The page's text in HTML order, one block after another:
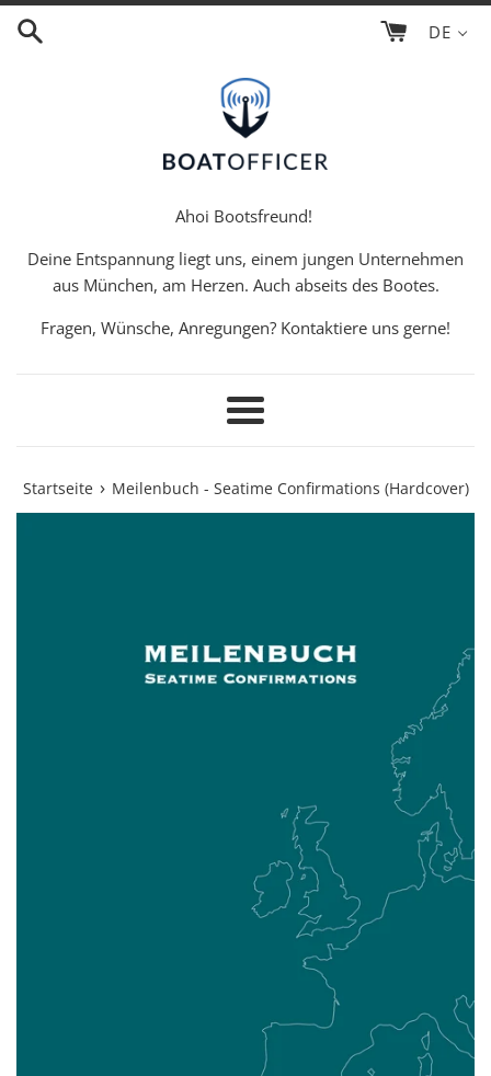
Direkt
zum
DE
Ahoi Bootsfreund!
Deine Entspannung liegt uns, einem jungen Unternehmen
aus München, am Herzen. Auch abseits des Bootes.
Fragen, Wünsche, Anregungen? Kontaktiere uns gerne!
Menü
Startseite › Meilenbuch - Seatime Confirmations (Hardcover)